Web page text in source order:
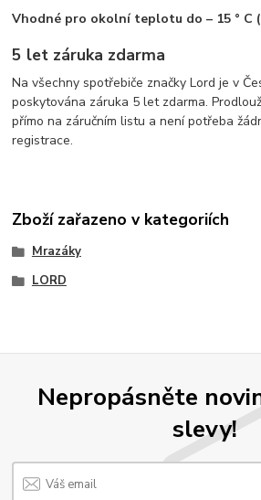
Vhodné pro okolní teplotu do – 15 ° C
5 let záruka zdarma
Na všechny spotřebiče značky Lord je v
poskytována záruka 5 let zdarma.
přímo na záručním listu a není potřeba
registrace.
Zboží zařazeno v kategoriích
Mrazáky
LORD
Nepropásněte
slevy!